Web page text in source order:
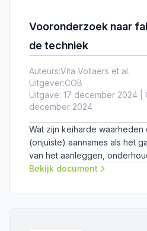
Vooronderzoek naar
de techniek
Auteurs:Vita Vollaers et al.
Uitgever:COB
Uitgave: 17 december 2024 |
december 2024
Wat zijn keiharde waarheden
(onjuiste) aannames als het
van het aanleggen,
kabels en leidingen? In dit
thema’s er behoefte is aan
Bekijk document